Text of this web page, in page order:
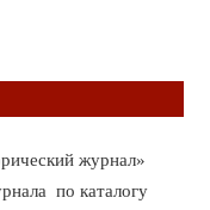
журнал»
по каталогу